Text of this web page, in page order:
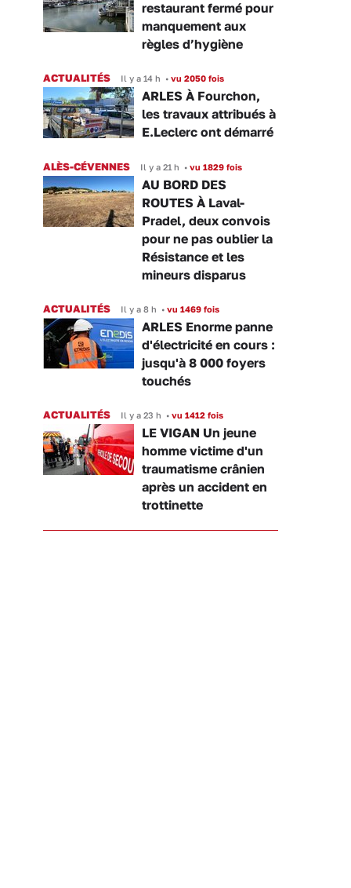
restaurant fermé pour
manquement aux
règles d’hygiène
ACTUALITÉS Il y a 14 h • vu 2050 fois
ARLES À Fourchon,
les travaux attribués à
E.Leclerc ont démarré
ALÈS-CÉVENNES Il y a 21 h • vu 1829 fois
AU BORD DES
ROUTES À Laval-
Pradel, deux convois
pour ne pas oublier la
Résistance et les
mineurs disparus
ACTUALITÉS Il y a 8 h • vu 1469 fois
ARLES Enorme panne
d'électricité en cours :
jusqu'à 8 000 foyers
touchés
ACTUALITÉS Il y a 23 h • vu 1412 fois
LE VIGAN Un jeune
homme victime d'un
traumatisme crânien
après un accident en
trottinette